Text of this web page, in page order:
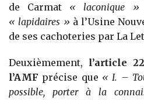
de Carmat « laconique »
« lapidaires » à l’Usine
de ses cachoteries par La
Deuxièmement, l’article
l’AMF précise que « I. –
possible, porter à la